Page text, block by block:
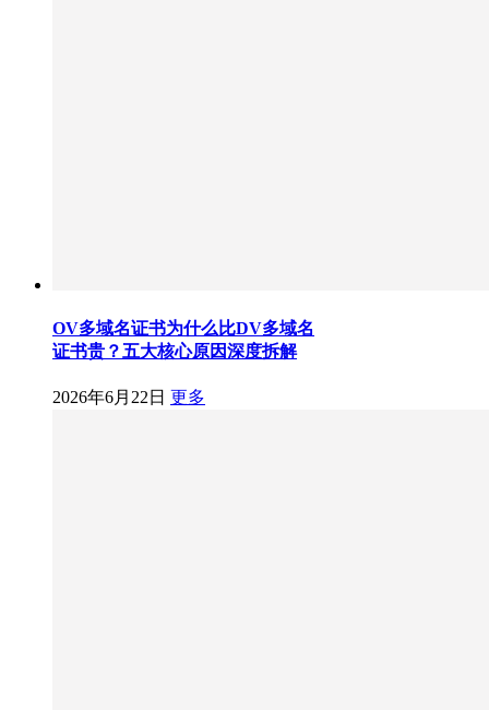
OV多域名证书为什么比DV多域名
证书贵？五大核心原因深度拆解
2026年6月22日 更多